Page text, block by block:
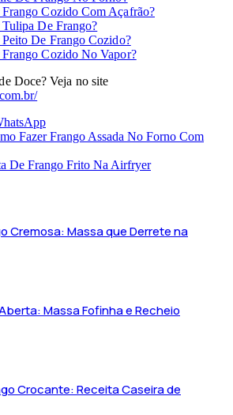
Cozido Com Açafrão?
De Frango?
De Frango Cozido?
Cozido No Vapor?
Doce? Veja no site
Fazer Frango Assada No Forno Com
De Frango Frito Na Airfryer
Cremosa: Massa que Derrete na
Massa Fofinha e Recheio
Crocante: Receita Caseira de